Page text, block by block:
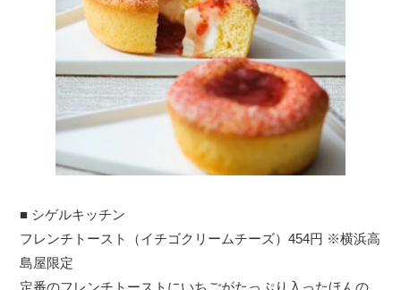
■ シゲルキッチン
フレンチトースト（イチゴクリームチーズ）454円 ※横浜高
島屋限定
定番のフレンチトーストにいちごがたっぷり入ったほんの